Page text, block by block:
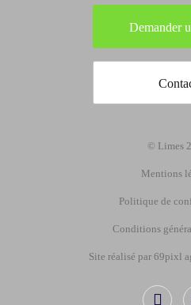
Demander
© Limes
Mentions
Politique de
Conditions
Site réalisé par 69pixl